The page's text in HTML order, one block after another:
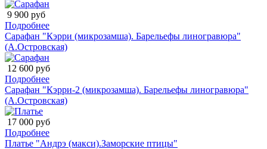
9 900 руб
Подробнее
Сарафан "Кэрри (микрозамша). Барельефы линогравюра"
(А.Островская)
12 600 руб
Подробнее
Сарафан "Кэрри-2 (микрозамша). Барельефы линогравюра"
(А.Островская)
17 000 руб
Подробнее
Платье "Андрэ (макси).Заморские птицы"